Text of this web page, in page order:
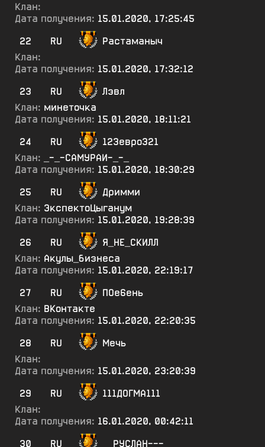
Клан:
Дата получения: 15.01.2020, 17:25:45
22
RU
Растаманыч
Клан:
Дата получения: 15.01.2020, 17:32:12
23
RU
Лэвл
Клан: минеточка
Дата получения: 15.01.2020, 18:11:21
24
RU
123евро321
Клан:
_-_-САМУРАИ-_-_
Дата получения: 15.01.2020, 18:30:29
25
RU
Дримми
Клан: ЭкспектоЦыганум
Дата получения: 15.01.2020, 19:28:39
26
RU
Я_НЕ_СКИЛЛ
Клан: Акулы_бизнеса
Дата получения: 15.01.2020, 22:19:17
27
RU
ПОе6ень
Клан: ВКонтакте
Дата получения: 15.01.2020, 22:20:35
28
RU
Мечь
Клан:
Дата получения: 15.01.2020, 23:20:39
29
RU
111ДОГМА111
Клан:
Дата получения: 16.01.2020, 00:42:11
30
RU __РУСЛАН---